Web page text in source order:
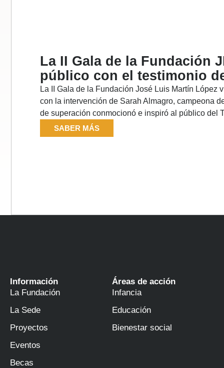
La II Gala de la Fundación
público con el testimonio
La II Gala de la Fundación José Luis Martín López
con la intervención de Sarah Almagro, campeona
de superación conmocionó e inspiró al público del
SABER MÁS
Información
La Fundación
La Sede
Proyectos
Eventos
Becas
Áreas de acción
Infancia
Educación
Bienestar social